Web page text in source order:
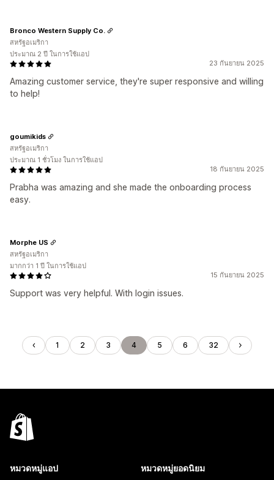
23 กันยายน 2025
Amazing customer service, they're super responsive and willing
to help!
Bronco Western Supply Co.
สหรัฐอเมริกา
ประมาณ 2 ปี ในการใช้แอป
18 กันยายน 2025
Prabha was amazing and she made the onboarding process
easy.
goumikids
สหรัฐอเมริกา
ประมาณ 1 ชั่วโมง ในการใช้แอป
15 กันยายน 2025
Support was very helpful. With login issues.
Morphe US
สหรัฐอเมริกา
มากกว่า 1 ปี ในการใช้แอป
1 2 3 4 5 6 32
หมวดหมู่แอป หมวดหมู่ยอดนิยม